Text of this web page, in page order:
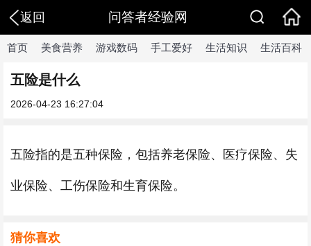
返回 问答者经验网
首页 美食营养 游戏数码 手工爱好 生活知识 生活百科
五险是什么
2026-04-23 16:27:04
五险指的是五种保险，包括养老保险、医疗保险、失
业保险、工伤保险和生育保险。
猜你喜欢